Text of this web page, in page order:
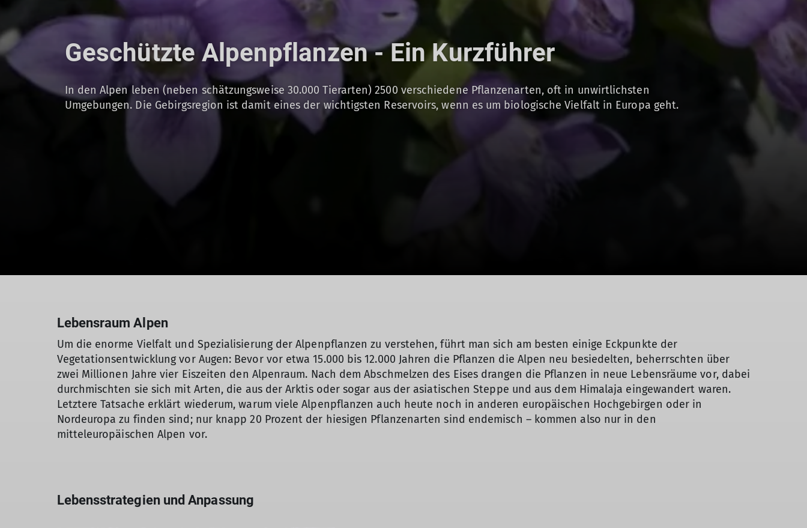
Geschützte Alpenpflanzen - Ein Kurzführer
In den Alpen leben (neben schätzungsweise 30.000 Tierarten) 2500 verschiedene Pflanzenarten, oft in unwirtlichsten
Umgebungen. Die Gebirgsregion ist damit eines der wichtigsten Reservoirs, wenn es um biologische Vielfalt in Europa geht.
Lebensraum Alpen
Um die enorme Vielfalt und Spezialisierung der Alpenpflanzen zu verstehen, führt man sich am besten einige Eckpunkte der
Vegetationsentwicklung vor Augen: Bevor vor etwa 15.000 bis 12.000 Jahren die Pflanzen die Alpen neu besiedelten, beherrschten über
zwei Millionen Jahre vier Eiszeiten den Alpenraum. Nach dem Abschmelzen des Eises drangen die Pflanzen in neue Lebensräume vor, dabei
durchmischten sie sich mit Arten, die aus der Arktis oder sogar aus der asiatischen Steppe und aus dem Himalaja eingewandert waren.
Letztere Tatsache erklärt wiederum, warum viele Alpenpflanzen auch heute noch in anderen europäischen Hochgebirgen oder in
Nordeuropa zu finden sind; nur knapp 20 Prozent der hiesigen Pflanzenarten sind endemisch – kommen also nur in den
mitteleuropäischen Alpen vor.
Lebensstrategien und Anpassung